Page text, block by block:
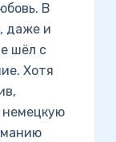
В
даже и
шёл с
Хотя
немецкую